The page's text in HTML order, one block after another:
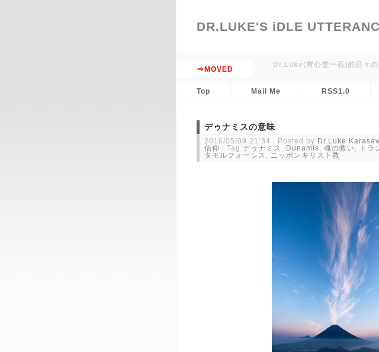
DR.LUKE'S iDLE
Dr.Luke(靑心堂一石)的日々の
⇒MOVED
Top Mail Me RSS1.0
デゥナミスの意味
2016/05/09 21:34 Posted by Dr.Luke
信仰
Tag: デゥナミス , Dunamis, 魂の救い, トラ
タモルフォーシス , ニッポンキリスト教